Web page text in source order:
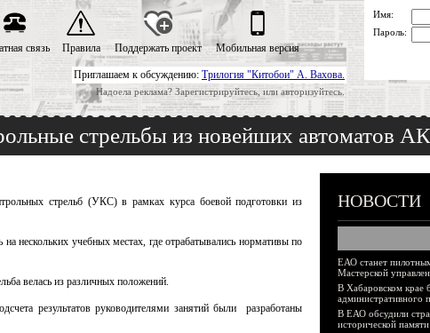
Приглашаем к обсуждению: Трилогия "Китобои" А. Вахова.
Надоела реклама? Зарегистрируйтесь, или авторизуйтесь.
связь Правила Поддержать проект Мобильная версия
Имя:
Пароль:
стрельбы из новейших автоматов
стрельб (УКС) в рамках курса боевой подготовки из
нескольких учебных местах, где отрабатывались нормативы по
велась из различных положений.
результатов руководителями занятий были разработаны
НОВОСТИ
ЕАО станет
Мастерской
В Хабаровском крае
административного
В ЕАО обсудили
исторической памяти